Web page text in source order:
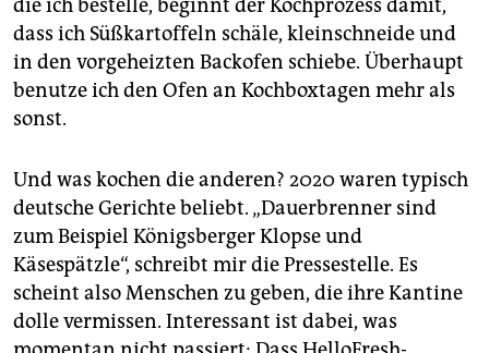
die ich bestelle, beginnt der Kochprozess damit,
dass ich Süßkartoffeln schäle, kleinschneide und
in den vorgeheizten Backofen schiebe. Überhaupt
benutze ich den Ofen an Kochboxtagen mehr als
sonst.
Und was kochen die anderen? 2020 waren typisch
deutsche Gerichte beliebt. „Dauerbrenner sind
zum Beispiel Königsberger Klopse und
Käsespätzle“, schreibt mir die Pressestelle. Es
scheint also Menschen zu geben, die ihre Kantine
dolle vermissen. Interessant ist dabei, was